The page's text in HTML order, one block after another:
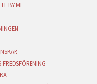
BY ME